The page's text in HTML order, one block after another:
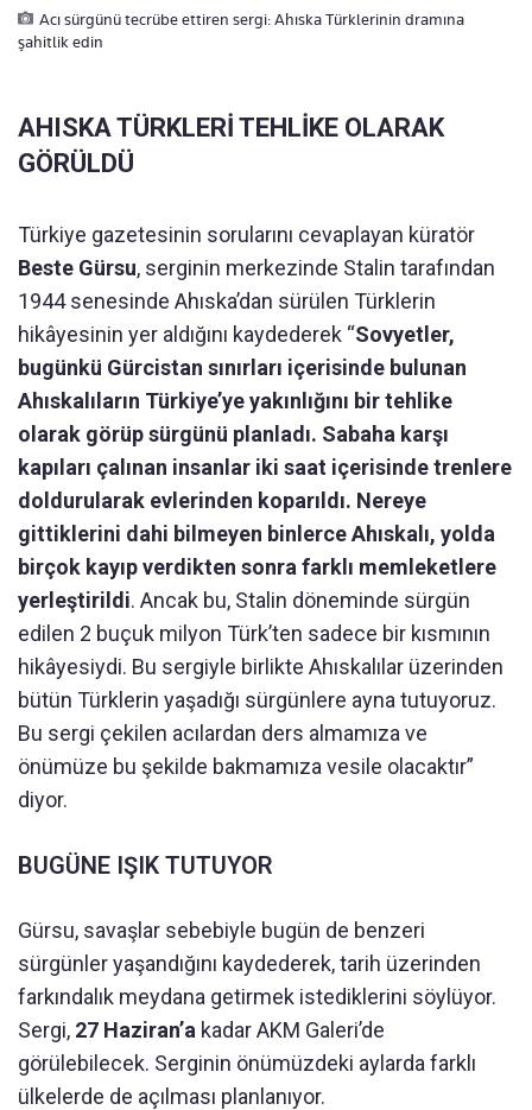
Acı sürgünü tecrübe ettiren sergi: Ahıska Türklerinin dramına
şahitlik edin
AHISKA TÜRKLERİ TEHLİKE OLARAK
GÖRÜLDÜ
Türkiye gazetesinin sorularını cevaplayan küratör
Beste Gürsu, serginin merkezinde Stalin tarafından
1944 senesinde Ahıska’dan sürülen Türklerin
hikâyesinin yer aldığını kaydederek “Sovyetler,
bugünkü Gürcistan sınırları içerisinde bulunan
Ahıskalıların Türkiye’ye yakınlığını bir tehlike
olarak görüp sürgünü planladı. Sabaha karşı
kapıları çalınan insanlar iki saat içerisinde trenlere
doldurularak evlerinden koparıldı. Nereye
gittiklerini dahi bilmeyen binlerce Ahıskalı, yolda
birçok kayıp verdikten sonra farklı memleketlere
yerleştirildi. Ancak bu, Stalin döneminde sürgün
edilen 2 buçuk milyon Türk’ten sadece bir kısmının
hikâyesiydi. Bu sergiyle birlikte Ahıskalılar üzerinden
bütün Türklerin yaşadığı sürgünlere ayna tutuyoruz.
Bu sergi çekilen acılardan ders almamıza ve
önümüze bu şekilde bakmamıza vesile olacaktır”
diyor.
BUGÜNE IŞIK TUTUYOR
Gürsu, savaşlar sebebiyle bugün de benzeri
sürgünler yaşandığını kaydederek, tarih üzerinden
farkındalık meydana getirmek istediklerini söylüyor.
Sergi, 27 Haziran’a kadar AKM Galeri’de
görülebilecek. Serginin önümüzdeki aylarda farklı
ülkelerde de açılması planlanıyor.